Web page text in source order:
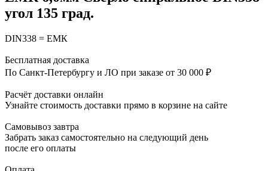
угол 135 град.
DIN338 = ЕМК
Бесплатная доставка
По Санкт-Петербургу и ЛО при заказе от 30 000 ₽
Расчёт доставки онлайн
Узнайте стоимость доставки прямо в корзине на сайте
Самовывоз завтра
Забрать заказ самостоятельно на следующий день
после его оплаты